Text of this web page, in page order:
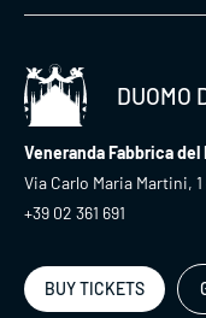
DUOMO
Veneranda Fabbrica del
Via Carlo Maria Martini,
+39 02 361 691
BUY TICKETS